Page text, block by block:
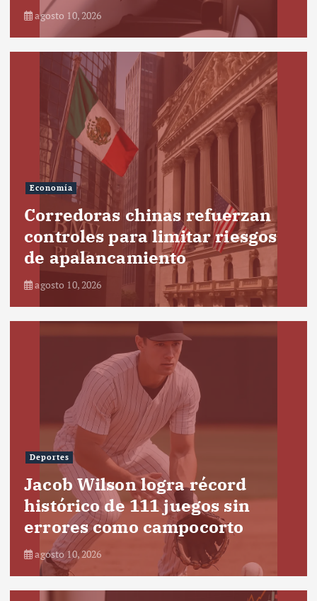
agosto 10, 2026
Economía
Corredoras chinas refuerzan
controles para limitar riesgos
de apalancamiento
agosto 10, 2026
Deportes
Jacob Wilson logra récord
histórico de 111 juegos sin
errores como campocorto
agosto 10, 2026